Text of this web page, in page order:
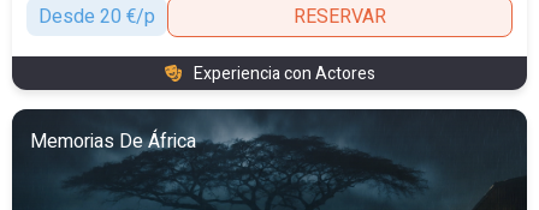
Desde 20 €/p
RESERVAR
Experiencia con Actores
Memorias De África